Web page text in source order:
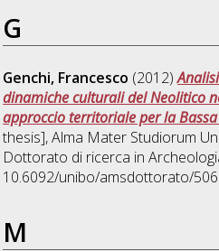
G
Genchi, Francesco (2012)
dinamiche culturali del Neolitico
approccio territoriale per la
thesis], Alma Mater Studiorum
Dottorato di ricerca in
10.6092/unibo/amsdottorato/
M